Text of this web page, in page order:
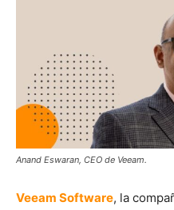
Anand Eswaran, CEO de Veeam.
Veeam Software, la